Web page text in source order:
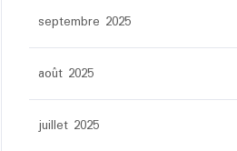
septembre 2025
août 2025
juillet 2025